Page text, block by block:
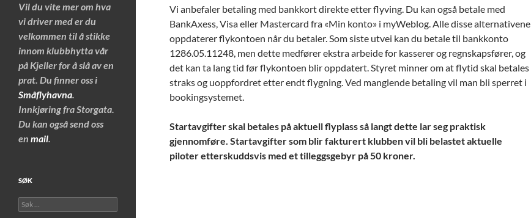
Vi anbefaler betaling med bankkort direkte etter flyving. Du kan også betale med
BankAxess, Visa eller Mastercard fra «Min konto» i myWeblog. Alle disse alternativene
oppdaterer flykontoen når du betaler. Som siste utvei kan du betale til bankkonto
1286.05.11248, men dette medfører ekstra arbeide for kasserer og regnskapsfører, og
det kan ta lang tid før flykontoen blir oppdatert. Styret minner om at flytid skal betales
straks og uoppfordret etter endt flygning. Ved manglende betaling vil man bli sperret i
bookingsystemet.
Startavgifter skal betales på aktuell flyplass så langt dette lar seg praktisk
gjennomføre. Startavgifter som blir fakturert klubben vil bli belastet aktuelle
piloter etterskuddsvis med et tilleggsgebyr på 50 kroner.
Vil du vite mer om hva
vi driver med er du
velkommen til å stikke
innom klubbhytta vår
på Kjeller for å slå av en
prat. Du finner oss i
Småflyhavna.
Innkjøring fra Storgata.
Du kan også send oss
en mail.
SØK
Søk
etter: